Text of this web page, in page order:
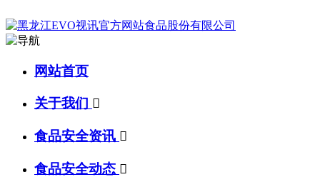
网站首页
关于我们 
食品安全资讯 
食品安全动态 